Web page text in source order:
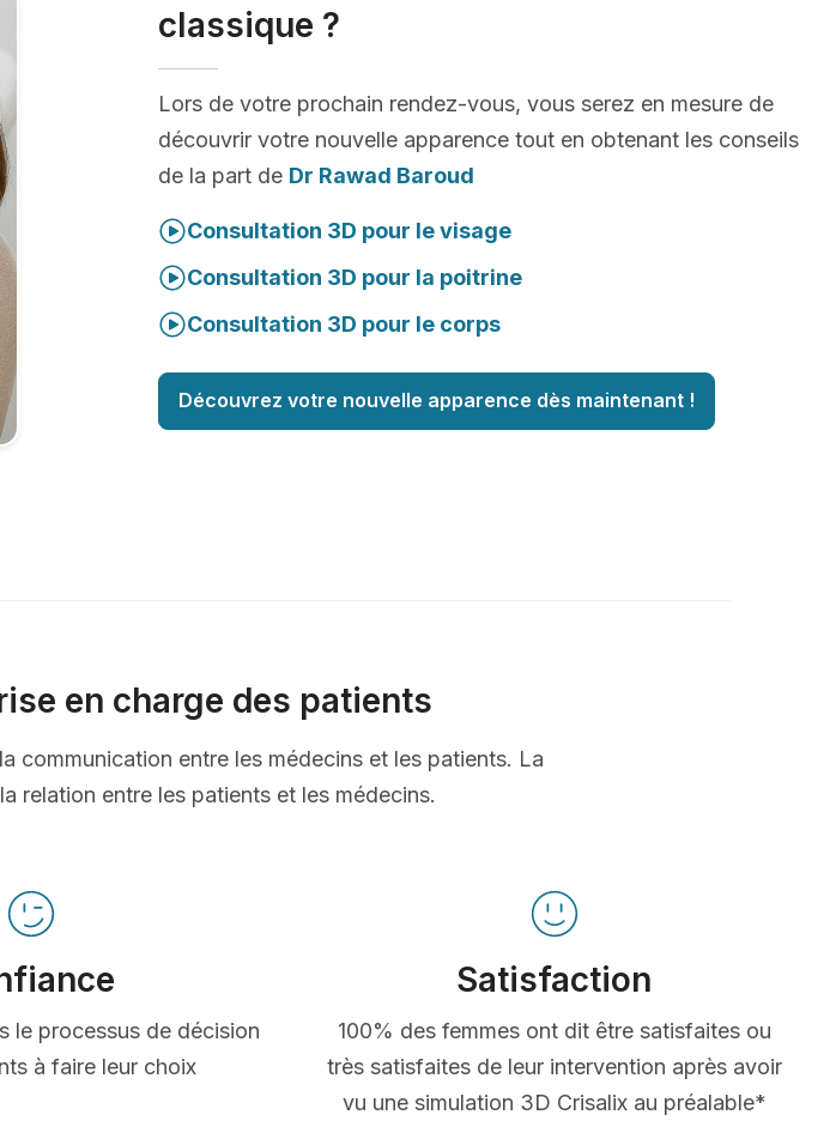
classique ?
Lors de votre prochain rendez-vous, vous serez en mesure de
découvrir votre nouvelle apparence tout en obtenant les conseils
de la part de Dr Rawad Baroud
Consultation 3D pour le visage
Consultation 3D pour la poitrine
Consultation 3D pour le corps
Découvrez votre nouvelle apparence dès maintenant !
en charge des patients
communication entre les médecins et les patients. La
relation entre les patients et les médecins.
le processus de décision
à faire leur choix
Satisfaction
100% des femmes ont dit être satisfaites ou
très satisfaites de leur intervention après avoir
vu une simulation 3D Crisalix au préalable*